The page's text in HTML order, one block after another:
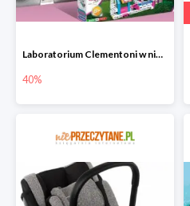
Laboratorium Clementoni w niePrzeczytane.pl do -40%
40%